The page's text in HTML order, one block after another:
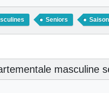
Seniors
masculine